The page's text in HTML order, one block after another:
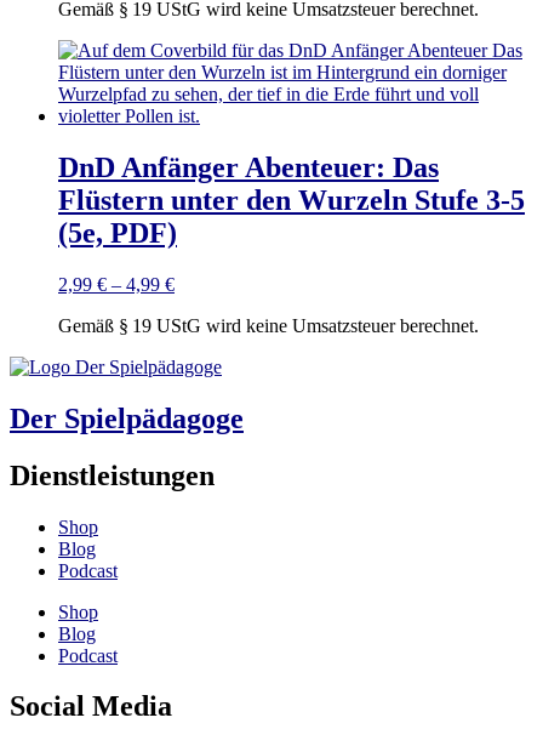
Gemäß § 19 UStG wird keine Umsatzsteuer berechnet.
DnD Anfänger Abenteuer: Das
Flüstern unter den Wurzeln Stufe 3-5
(5e, PDF)
2,99 € – 4,99 €
Gemäß § 19 UStG wird keine Umsatzsteuer berechnet.
Der Spielpädagoge
Dienstleistungen
Shop
Blog
Podcast
Shop
Blog
Podcast
Social Media